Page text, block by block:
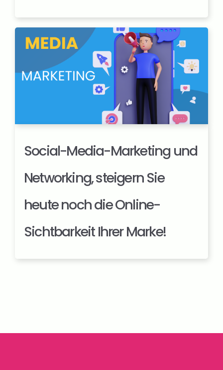
Social-Media-Marketing und
Networking, steigern Sie
heute noch die Online-
Sichtbarkeit Ihrer Marke!